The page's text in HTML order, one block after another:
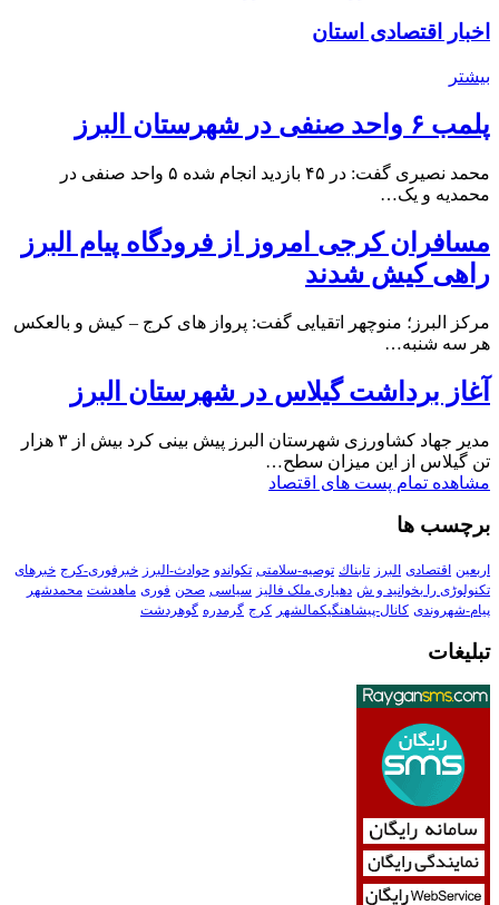
اخبار اقتصادی استان
بیشتر
پلمب ۶ واحد صنفی در شهرستان البرز
محمد نصیری گفت: در ۴۵ بازدید انجام شده ۵ واحد صنفی در
محمدیه و یک…
مسافران کرجی امروز از فرودگاه پیام البرز
راهی کیش شدند
مرکز البرز؛ منوچهر اتقیایی گفت: پرواز های کرج – کیش و بالعکس
هر سه شنبه…
آغاز برداشت گیلاس در شهرستان البرز
مدیر جهاد کشاورزی شهرستان البرز پیش بینی کرد بیش از ۳ هزار
تن گیلاس از این میزان سطح…
مشاهده تمام پست های اقتصاد
برچسب ها
اربعین اقتصادی البرز تابناك توصیه-سلامتی تکواندو حوادث-البرز خبرفوری-کرج خبرهای
تکنولوڑی را بخوانید و ش دهیاری ملک فالیز سیاسی صحن فوری ماهدشت محمدشهر
پیام-شهروندی کانال-پیشاهنگیکمالشهر کرج گرمدره گوهردشت
تبلیغات